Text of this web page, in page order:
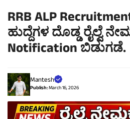
RRB ALP
ಹುದ್ದೆಗಳ ದೊಡ್ಡ ರೈಲ್ವೆ
Notification ಬಿಡುಗಡೆ.
Mantesh
Publish:March 16, 2026